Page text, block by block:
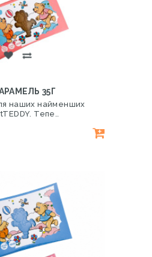
35Г
наших найменших
Тепе..